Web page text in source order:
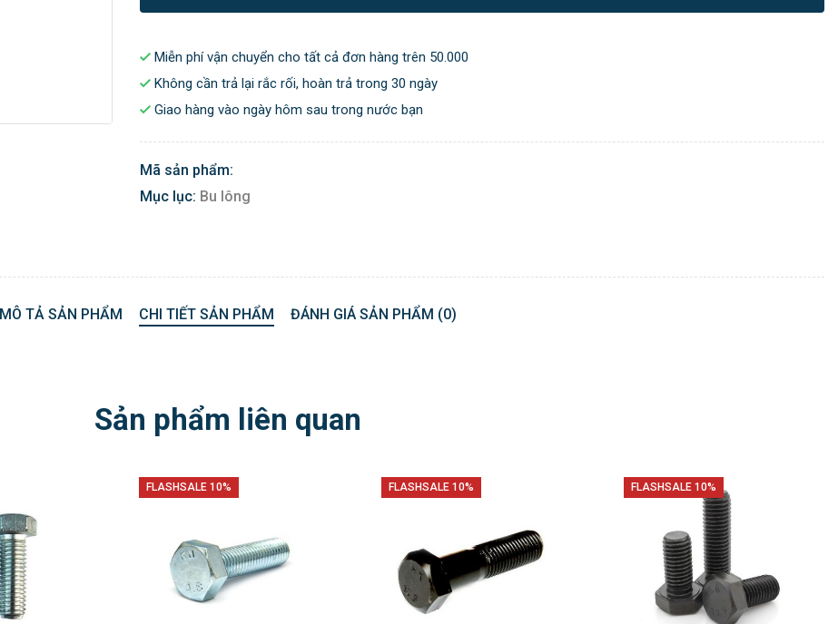
Miễn phí vận chuyển cho tất cả đơn hàng trên 50.000
Không cần trả lại rắc rối, hoàn trả trong 30 ngày
Giao hàng vào ngày hôm sau trong nước bạn
Mã sản phẩm:
Mục lục: Bu lông
MÔ TẢ SẢN PHẨM CHI TIẾT SẢN PHẨM ĐÁNH GIÁ SẢN PHẨM (0)
Sản phẩm liên quan
FLASHSALE 10% FLASHSALE 10% FLASHSALE 10%